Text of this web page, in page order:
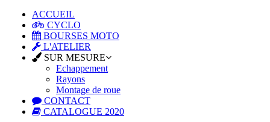
ACCUEIL
CYCLO
BOURSES MOTO
L'ATELIER
SUR MESURE
Echappement
Rayons
Montage de roue
CONTACT
CATALOGUE 2020